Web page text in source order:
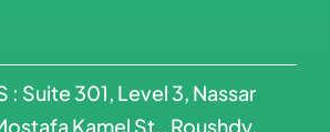
: Suite 301, Level 3, Nassar
Kamel St., Roushdy,